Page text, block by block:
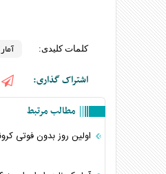
کلمات کلیدی:
اشتراک گذاری:
مطالب مرتبط
اولین روز بدون فوتی